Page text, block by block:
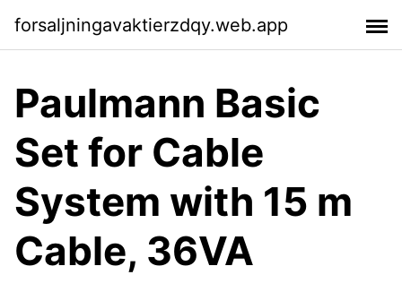
forsaljningavaktierzdqy.web.app
Paulmann Basic
Set for Cable
System with 15 m
Cable, 36VA